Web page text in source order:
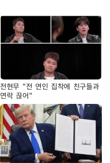
전현무 "전 연인 집착에 친구들과
연락 끊어"